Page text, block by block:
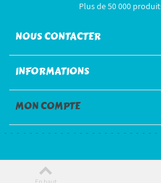
Plus de 50 000
NOUS CONTACTER
INFORMATIONS
MON COMPTE